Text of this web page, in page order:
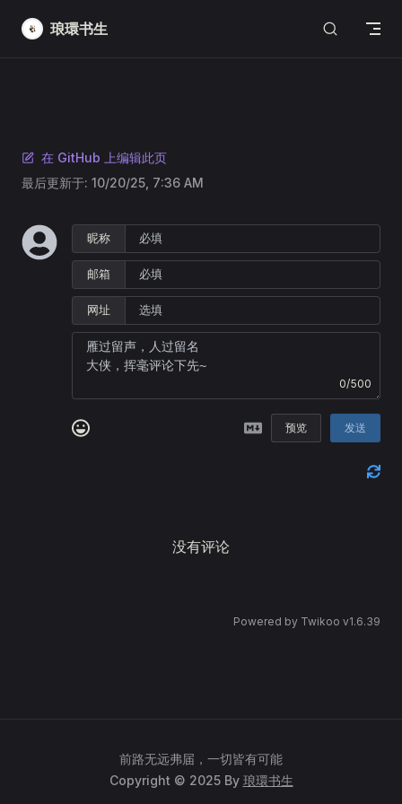
Skip to content
琅環书生
在 GitHub 上编辑此页
最后更新于: 10/20/25, 7:36 AM
昵称
邮箱
网址
0/500
预览 发送
没有评论
Powered by Twikoo v1.6.39
前路无远弗届，一切皆有可能
Copyright © 2025 By 琅環书生